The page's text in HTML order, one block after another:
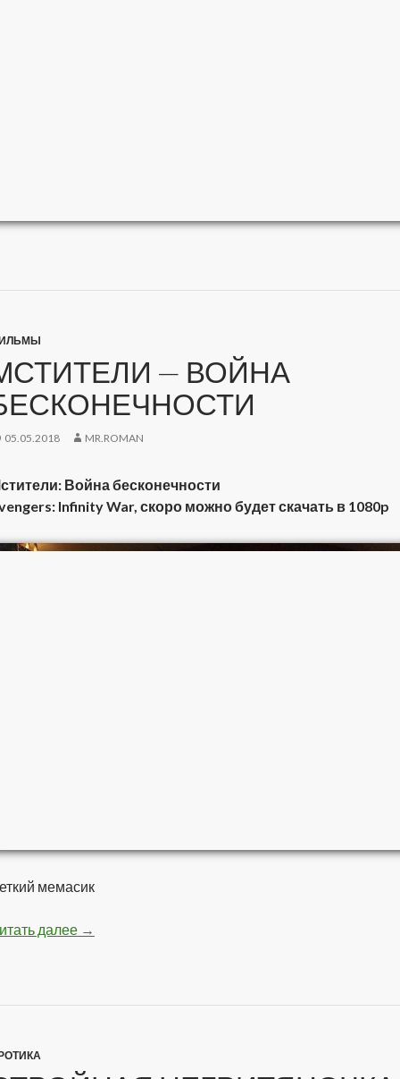
— ВОЙНА
05.05.2018 MR.ROMAN
Война бесконечности
Infinity War, скоро можно будет скачать в 1080p
мемасик
далее Мстители — Война бесконечности
→